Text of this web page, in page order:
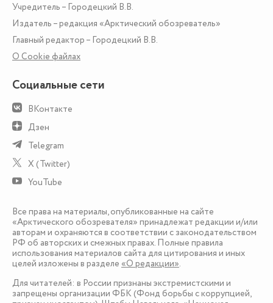
Учредитель – Городецкий В.В.
Издатель – редакция «Арктический обозреватель»
Главный редактор – Городецкий В.В.
О Сookie файлах
Социальные сети
ВКонтакте
Дзен
Telegram
X (Twitter)
YouTube
Все права на материалы, опубликованные на сайте
«Арктического обозревателя» принадлежат редакции и/или
авторам и охраняются в соответствии с законодательством
РФ об авторских и смежных правах. Полные правила
использования материалов сайта для цитирования и иных
целей изложены в разделе «О редакции».
Для читателей: в России признаны экстремистскими и
запрещены организации ФБК (Фонд борьбы с коррупцией,